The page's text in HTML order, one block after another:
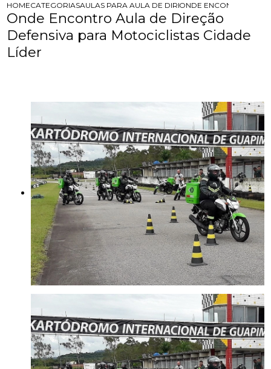
HOMECATEGORIASAULAS PARA MOTOCICLISTAS
AULA DE DIRECAO DEFENSIVA PARA
ONDE ENCONTRO
Onde Encontro Aula de Direção
Defensiva para Motociclistas Cidade
Líder